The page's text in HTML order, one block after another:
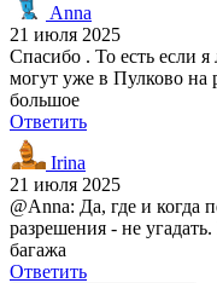
Anna
21 июля 2025
Спасибо . То есть если
могут уже в Пулково на
большое
Ответить
Irina
21 июля 2025
@Anna: Да, где и когда
разрешения - не
багажа
Ответить